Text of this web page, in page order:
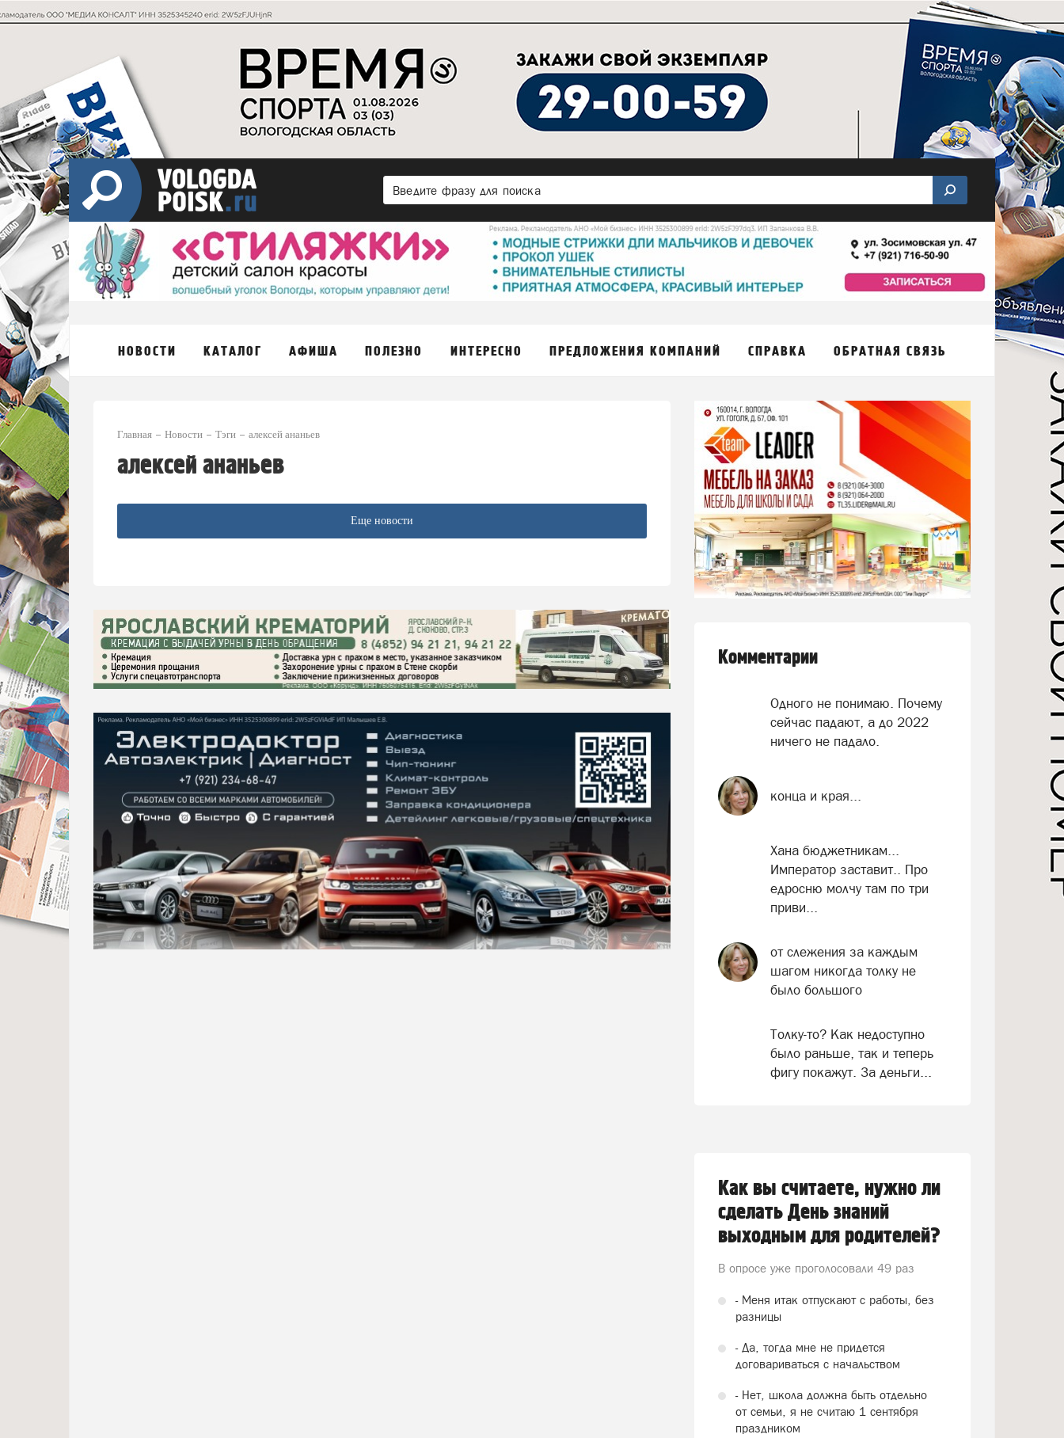
НОВОСТИ КАТАЛОГ АФИША ПОЛЕЗНО ИНТЕРЕСНО ПРЕДЛОЖЕНИЯ КОМПАНИЙ СПРАВКА ОБРАТНАЯ СВЯЗЬ
Главная Новости Тэги алексей ананьев
алексей ананьев
Еще новости
Комментарии
Одного не понимаю. Почему
сейчас падают, а до 2022
ничего не падало.
конца и края...
Хана бюджетникам...
Император заставит.. Про
едросню молчу там по три
приви...
от слежения за каждым
шагом никогда толку не
было большого
Толку-то? Как недоступно
было раньше, так и теперь
фигу покажут. За деньги...
Как вы считаете, нужно ли
сделать День знаний
выходным для родителей?
В опросе уже проголосовали 49 раз
- Меня итак отпускают с работы, без
разницы
- Да, тогда мне не придется
договариваться с начальством
- Нет, школа должна быть отдельно
от семьи, я не считаю 1 сентября
праздником